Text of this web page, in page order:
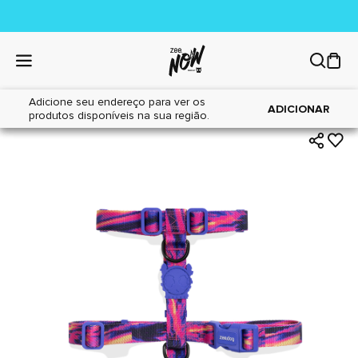
Adicione seu endereço para ver os
produtos disponíveis na sua região.
ADICIONAR
Home|Cães|Acessórios